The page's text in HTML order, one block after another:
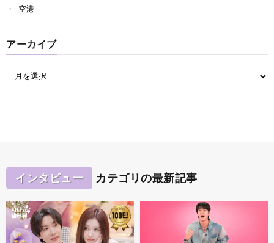
空港
アーカイブ
インタビュー カテゴリの最新記事